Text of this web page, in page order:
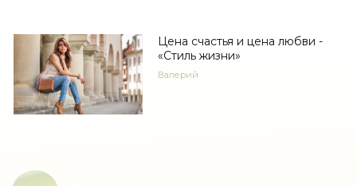
Цена счастья и цена любви -
«Стиль жизни»
Валерий